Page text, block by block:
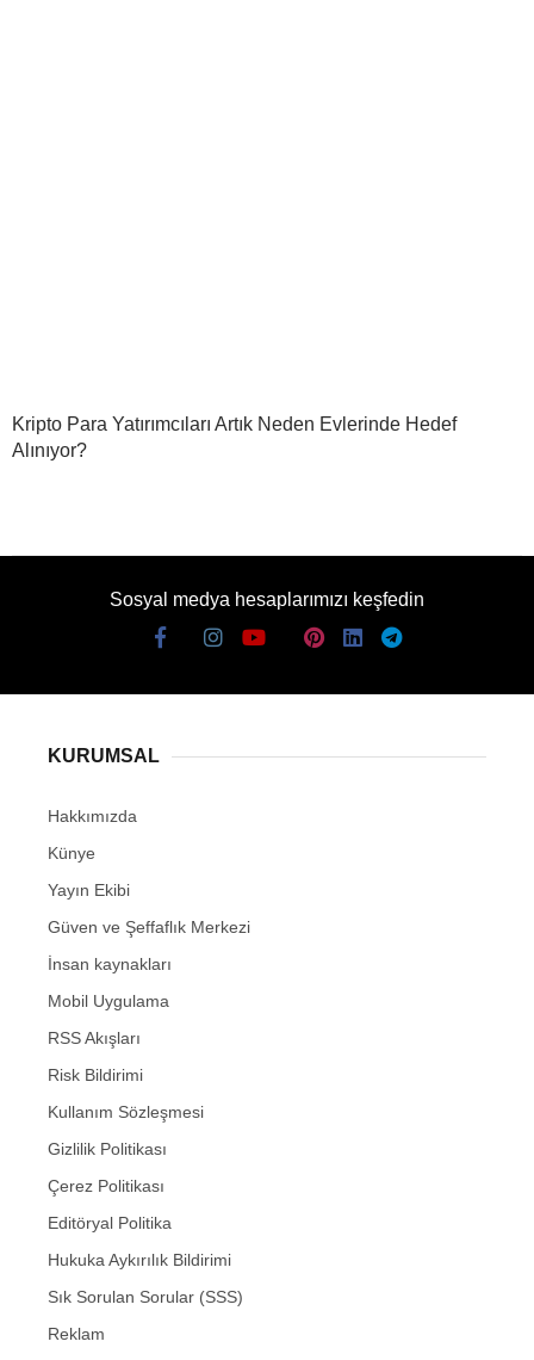
Kripto Para Yatırımcıları Artık Neden Evlerinde Hedef
Alınıyor?
Sosyal medya hesaplarımızı keşfedin
KURUMSAL
Hakkımızda
Künye
Yayın Ekibi
Güven ve Şeffaflık Merkezi
İnsan kaynakları
Mobil Uygulama
RSS Akışları
Risk Bildirimi
Kullanım Sözleşmesi
Gizlilik Politikası
Çerez Politikası
Editöryal Politika
Hukuka Aykırılık Bildirimi
Sık Sorulan Sorular (SSS)
Reklam